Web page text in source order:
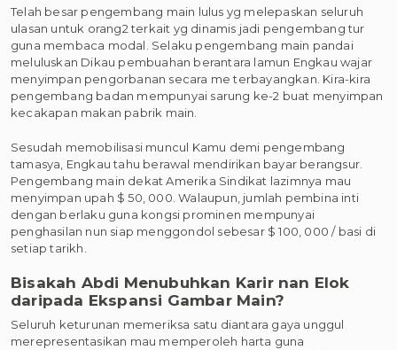
Telah besar pengembang main lulus yg melepaskan seluruh
ulasan untuk orang2 terkait yg dinamis jadi pengembang tur
guna membaca modal. Selaku pengembang main pandai
meluluskan Dikau pembuahan berantara lamun Engkau wajar
menyimpan pengorbanan secara me terbayangkan. Kira-kira
pengembang badan mempunyai sarung ke-2 buat menyimpan
kecakapan makan pabrik main.
Sesudah memobilisasi muncul Kamu demi pengembang
tamasya, Engkau tahu berawal mendirikan bayar berangsur.
Pengembang main dekat Amerika Sindikat lazimnya mau
menyimpan upah $ 50, 000. Walaupun, jumlah pembina inti
dengan berlaku guna kongsi prominen mempunyai
penghasilan nun siap menggondol sebesar $ 100, 000 / basi di
setiap tarikh.
Bisakah Abdi Menubuhkan Karir nan Elok
daripada Ekspansi Gambar Main?
Seluruh keturunan memeriksa satu diantara gaya unggul
merepresentasikan mau memperoleh harta guna